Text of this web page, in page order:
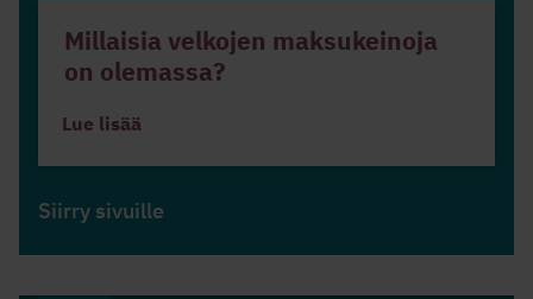
Millaisia velkojen maksukeinoja
on olemassa?
Lue lisää
Siirry sivuille